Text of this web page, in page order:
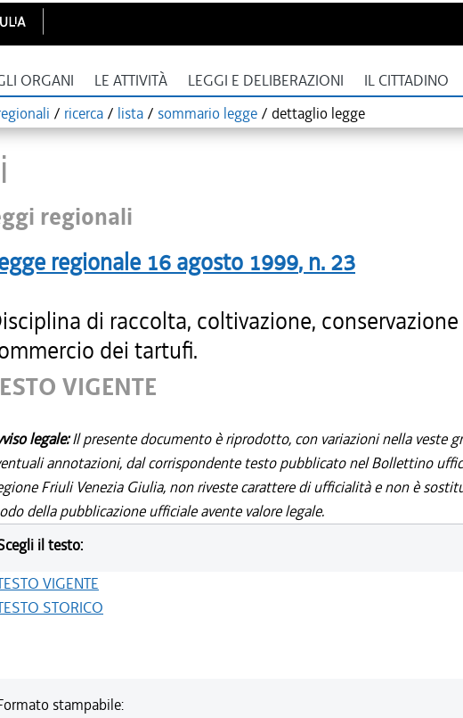
ORGANI LE ATTIVITÀ LEGGI E DELIBERAZIONI IL CITTADINO
/ ricerca / lista / sommario legge / dettaglio legge
regionali
regionale 16 agosto 1999, n. 23
di raccolta, coltivazione, conservazione
dei tartufi.
VIGENTE
legale:Il presente documento è riprodotto, con variazioni nella veste
annotazioni, dal corrispondente testo pubblicato nel Bollettino
Friuli Venezia Giulia, non riveste carattere di ufficialità e non è
della pubblicazione ufficiale avente valore legale.
il testo:
VIGENTE
STORICO
stampabile: